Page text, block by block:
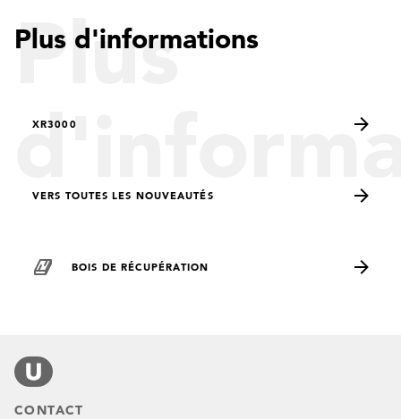
Plus
Plus d'informations
XR3000
VERS TOUTES LES NOUVEAUTÉS
BOIS DE RÉCUPÉRATION
CONTACT